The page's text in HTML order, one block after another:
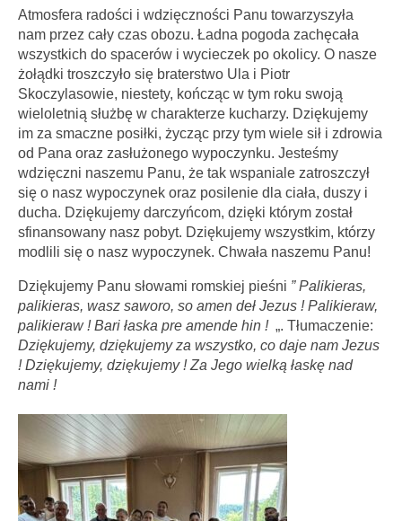
Atmosfera radości i wdzięczności Panu towarzyszyła
nam przez cały czas obozu. Ładna pogoda zachęcała
wszystkich do spacerów i wycieczek po okolicy. O nasze
żołądki troszczyło się braterstwo Ula i Piotr
Skoczylasowie, niestety, kończąc w tym roku swoją
wieloletnią służbę w charakterze kucharzy. Dziękujemy
im za smaczne posiłki, życząc przy tym wiele sił i zdrowia
od Pana oraz zasłużonego wypoczynku. Jesteśmy
wdzięczni naszemu Panu, że tak wspaniale zatroszczył
się o nasz wypoczynek oraz posilenie dla ciała, duszy i
ducha. Dziękujemy darczyńcom, dzięki którym został
sfinansowany nasz pobyt. Dziękujemy wszystkim, którzy
modlili się o nasz wypoczynek. Chwała naszemu Panu!
Dziękujemy Panu słowami romskiej pieśni ” Palikieras,
palikieras, wasz saworo, so amen deł Jezus ! Palikieraw,
palikieraw ! Bari łaska pre amende hin ! „. Tłumaczenie:
Dziękujemy, dziękujemy za wszystko, co daje nam Jezus
! Dziękujemy, dziękujemy ! Za Jego wielką łaskę nad
nami !